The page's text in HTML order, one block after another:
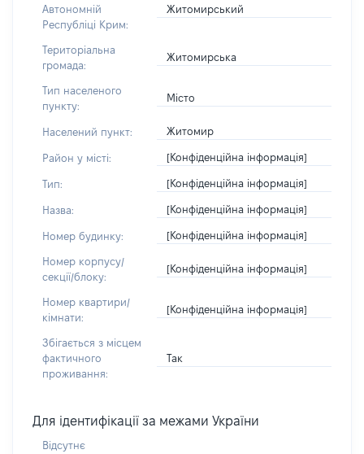
Автономній
Республіці Крим:
Житомирський
Територіальна
громада:
Житомирська
Тип населеного
пункту:
Місто
Населений пункт: Житомир
Район у місті: [Конфіденційна інформація]
Тип: [Конфіденційна інформація]
Назва: [Конфіденційна інформація]
Номер будинку: [Конфіденційна інформація]
Номер корпусу/
секції/блоку:
[Конфіденційна інформація]
Номер квартири/
кімнати:
[Конфіденційна інформація]
Збігається з місцем
фактичного
проживання:
Так
Для ідентифікації за межами України
Відсутнє